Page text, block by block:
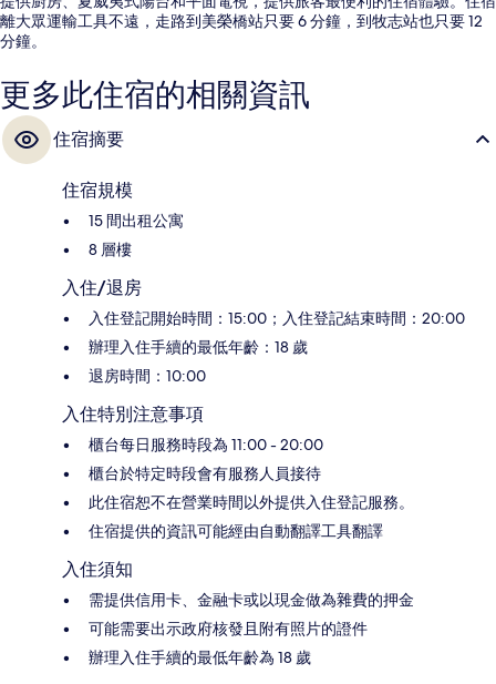
離大眾運輸工具不遠，走路到美榮橋站只要 6 分鐘，到牧志站也只要 12
分鐘。
更多此住宿的相關資訊
住宿摘要
住宿規模
15 間出租公寓
8 層樓
入住/退房
入住登記開始時間：15:00；入住登記結束時間：20:00
辦理入住手續的最低年齡：18 歲
退房時間：10:00
入住特別注意事項
櫃台每日服務時段為 11:00 - 20:00
櫃台於特定時段會有服務人員接待
此住宿恕不在營業時間以外提供入住登記服務。
住宿提供的資訊可能經由自動翻譯工具翻譯
入住須知
需提供信用卡、金融卡或以現金做為雜費的押金
可能需要出示政府核發且附有照片的證件
辦理入住手續的最低年齡為 18 歲